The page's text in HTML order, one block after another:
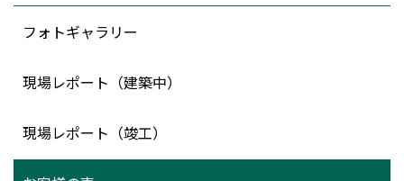
フォトギャラリー
現場レポート（建築中）
現場レポート（竣工）